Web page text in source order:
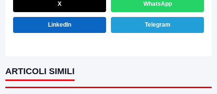
X WhatsApp
LinkedIn Telegram
ARTICOLI SIMILI